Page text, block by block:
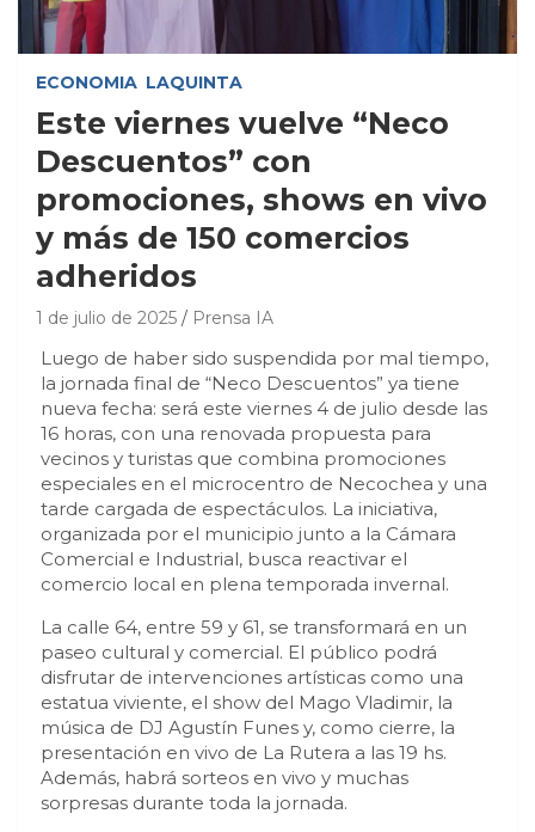
ECONOMIA LAQUINTA
Este viernes vuelve “Neco
Descuentos” con
promociones, shows en vivo
y más de 150 comercios
adheridos
1 de julio de 2025 Prensa IA
Luego de haber sido suspendida por mal tiempo,
la jornada final de “Neco Descuentos” ya tiene
nueva fecha: será este viernes 4 de julio desde las
16 horas, con una renovada propuesta para
vecinos y turistas que combina promociones
especiales en el microcentro de Necochea y una
tarde cargada de espectáculos. La iniciativa,
organizada por el municipio junto a la Cámara
Comercial e Industrial, busca reactivar el
comercio local en plena temporada invernal.
La calle 64, entre 59 y 61, se transformará en un
paseo cultural y comercial. El público podrá
disfrutar de intervenciones artísticas como una
estatua viviente, el show del Mago Vladimir, la
música de DJ Agustín Funes y, como cierre, la
presentación en vivo de La Rutera a las 19 hs.
Además, habrá sorteos en vivo y muchas
sorpresas durante toda la jornada.